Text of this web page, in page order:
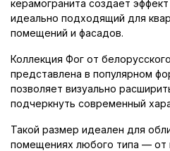
керамогранита создает
идеально подходящий для
помещений и фасадов.
Коллекция Фог от
представлена в популярном
позволяет визуально
подчеркнуть современный
Такой размер идеален для
помещениях любого типа — от